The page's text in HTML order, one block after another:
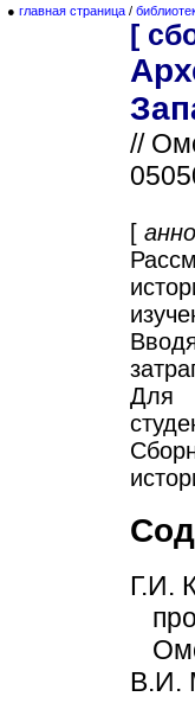
● главная страница /
[
//
[
Для
Г.И.
В.И.